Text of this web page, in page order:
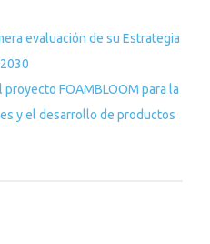
evaluación de su Estrategia
FOAMBLOOM para la
y el desarrollo de productos